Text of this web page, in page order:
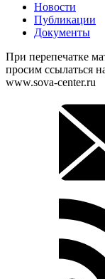
Новости
Публикации
Документы
При перепечатке
просим ссылаться
www.sova-center.ru